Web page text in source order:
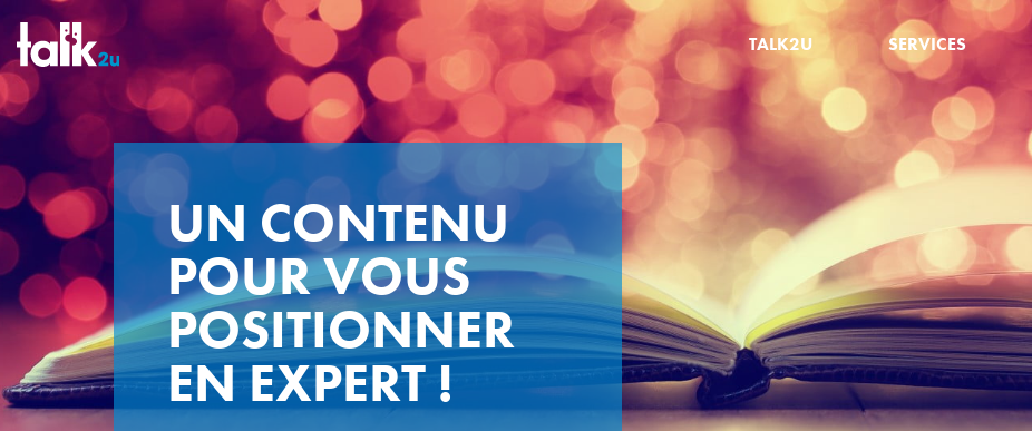
TALK2U SERVICES
UN CONTENU
POUR VOUS
POSITIONNER
EN EXPERT !